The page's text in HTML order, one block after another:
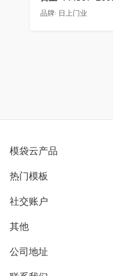
品牌: 日上门业
模袋云产品
别墅设计营销
模型协同展示分享
别墅社区
热门模板
欧式别墅
中式别墅
社交账户
B站
抖音
微信公众号
其他
用户服务协议
隐私政策
公司地址